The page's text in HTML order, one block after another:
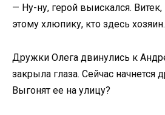
— Ну-ну, герой выискался.
этому хлюпику, кто здесь хозяин.
Дружки Олега двинулись к
закрыла глаза. Сейчас начнется
Выгонят ее на улицу?